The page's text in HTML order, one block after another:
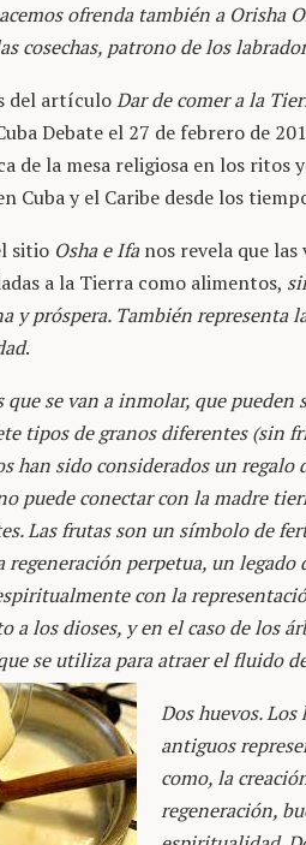
ofrenda también a Orisha
cosechas, patrono de los
del artículoDar de comer a la
Debate el 27 de febrero de
de la mesa religiosa en los ritos
Cuba y el Caribe desde los
sitio Osha e Ifanos revela que
a la Tierra como alimentos,
y próspera. También representa
.
que se van a inmolar, que
tipos de granos diferentes (sin
sido considerados un regalo
puede conectar con la madre
Las frutas son un símbolo de
perpetua, un legado
con la
a los dioses, y en el caso de los
se utiliza para atraer el fluido
Dos huevos.
antiguos
como, la
regeneración,